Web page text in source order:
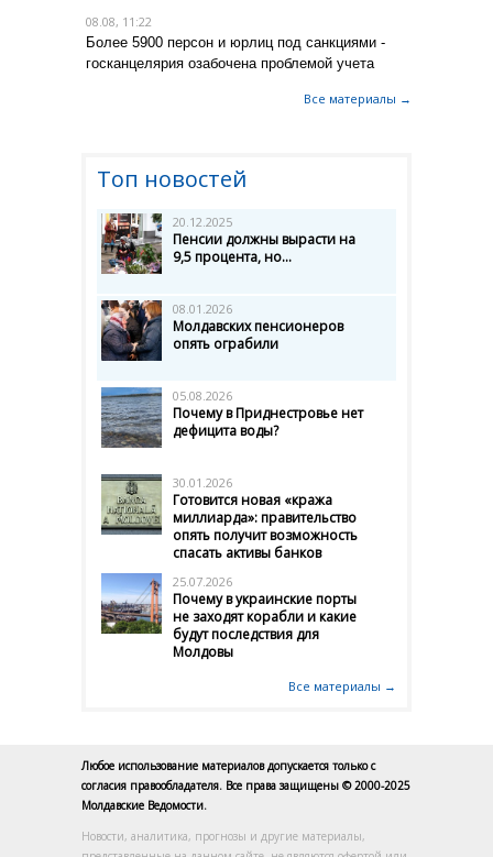
08.08, 11:22
Более 5900 персон и юрлиц под санкциями -
госканцелярия озабочена проблемой учета
Все материалы →
Топ новостей
20.12.2025
Пенсии должны вырасти на
9,5 процента, но...
08.01.2026
Молдавских пенсионеров
опять ограбили
05.08.2026
Почему в Приднестровье нет
дефицита воды?
30.01.2026
Готовится новая «кража
миллиарда»: правительство
опять получит возможность
спасать активы банков
25.07.2026
Почему в украинские порты
не заходят корабли и какие
будут последствия для
Молдовы
Все материалы →
Любое использование материалов допускается только с
согласия правообладателя. Все права защищены © 2000-2025
Молдавские Ведомости.
Новости, аналитика, прогнозы и другие материалы,